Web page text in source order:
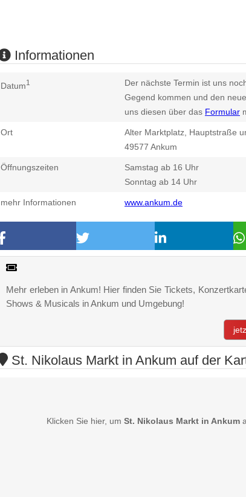
Informationen
Datum1
Der nächste Termin ist uns
Gegend kommen und den
uns diesen über das Formular
Ort
Alter Marktplatz, Hauptstraße
49577 Ankum
Öffnungszeiten
Samstag ab 16 Uhr
Sonntag ab 14 Uhr
mehr Informationen www.ankum.de
Mehr erleben in Ankum! Hier finden Sie Tickets,
Shows & Musicals in Ankum und Umgebung!
St. Nikolaus Markt in Ankum auf der
Klicken Sie hier, um St. Nikolaus Markt in Ankum